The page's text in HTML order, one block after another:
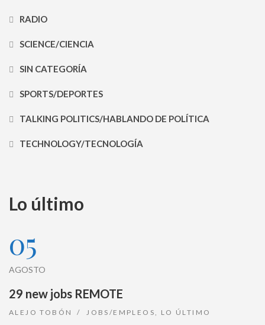
RADIO
SCIENCE/CIENCIA
SIN CATEGORÍA
SPORTS/DEPORTES
TALKING POLITICS/HABLANDO DE POLÍTICA
TECHNOLOGY/TECNOLOGÍA
Lo último
05
AGOSTO
29 new jobs REMOTE
ALEJO TOBÓN JOBS/EMPLEOS LO ÚLTIMO